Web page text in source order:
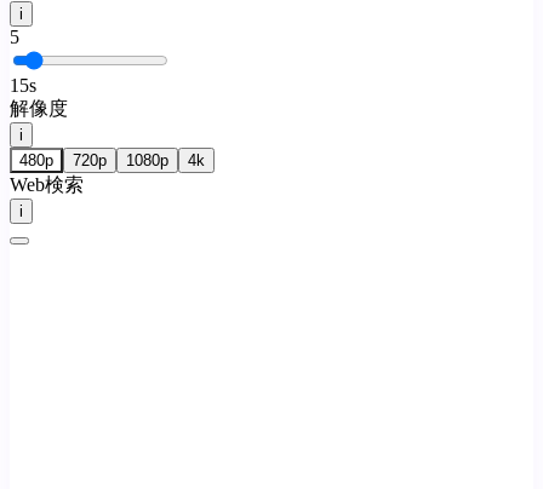
i
5
15s
解像度
i
480p
720p 1080p 4k
Web検索
i